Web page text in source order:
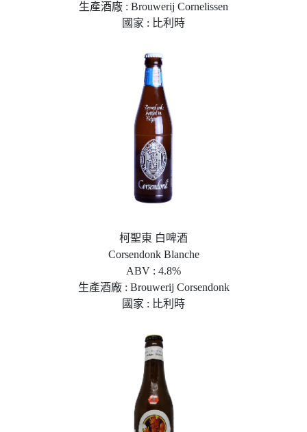
生產酒廠 : Brouwerij Cornelissen
國家 : 比利時
柯聖東 白啤酒
Corsendonk Blanche
ABV : 4.8%
生產酒廠 : Brouwerij Corsendonk
國家 : 比利時